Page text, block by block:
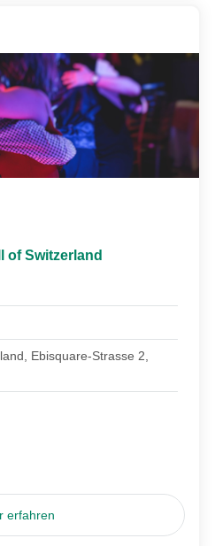
of Switzerland
Ebisquare-Strasse 2,
erfahren